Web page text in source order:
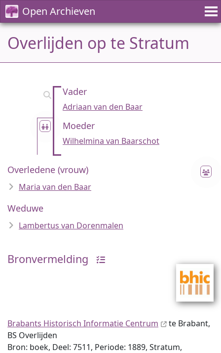
Open Archieven
Overlijden op te Stratum
Vader
Adriaan van den Baar
Moeder
Wilhelmina van Baarschot
Overledene (vrouw)
Maria van den Baar
Weduwe
Lambertus van Dorenmalen
Bronvermelding
Brabants Historisch Informatie Centrum
te Brabant,
BS Overlijden
Bron: boek, Deel: 7511, Periode: 1889, Stratum,